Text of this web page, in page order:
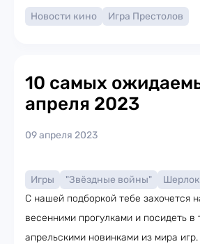
Новости кино Игра Престолов
10 самых
апреля 2023
09 апреля 2023
Игры "Звёздные войны"
Шерлок
С нашей подборкой тебе захочется
весенними прогулками и посидеть в
апрельскими новинками из мира